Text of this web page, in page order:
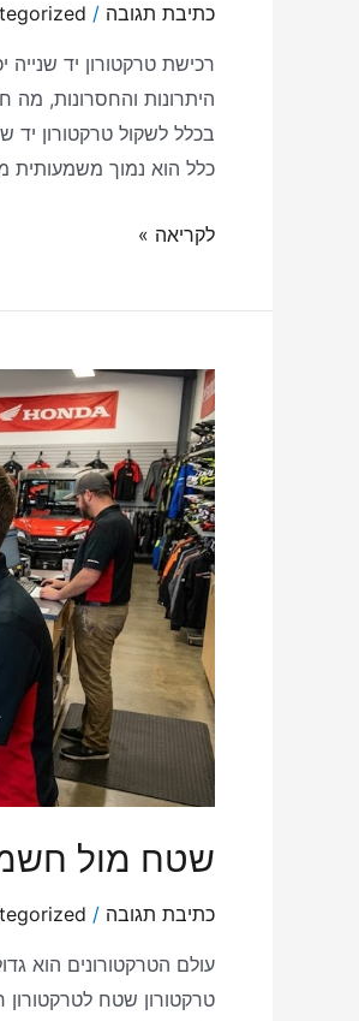
כתיבת תגובה /
רכישת טרקטורון יד
היתרונות והחסרונות,
בכלל לשקול טרקטורון יד
כלל הוא נמוך משמעותית
לקריאה »
שטח מול
כתיבת תגובה /
עולם הטרקטורונים הוא
טרקטורון שטח